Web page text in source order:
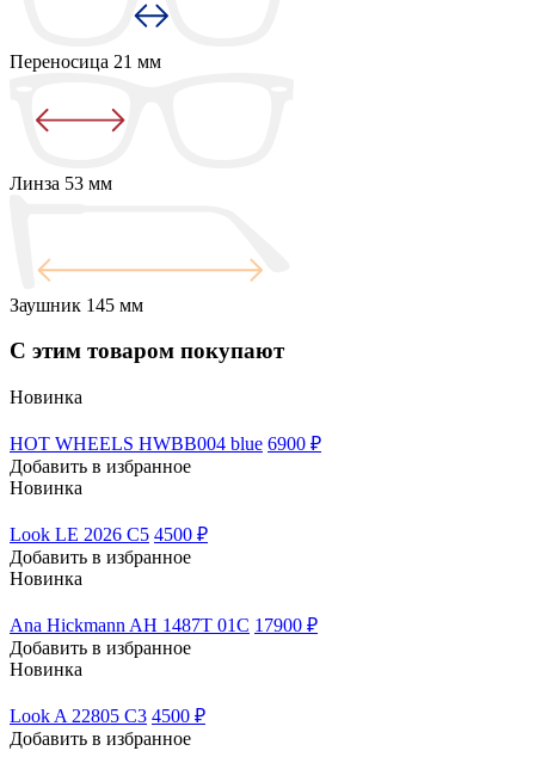
Переносица 21 мм
Линза 53 мм
Заушник 145 мм
С этим товаром покупают
Новинка
HOT WHEELS HWBB004 blue 6900 ₽
Добавить в избранное
Новинка
Look LE 2026 C5 4500 ₽
Добавить в избранное
Новинка
Ana Hickmann AH 1487T 01C 17900 ₽
Добавить в избранное
Новинка
Look A 22805 C3 4500 ₽
Добавить в избранное